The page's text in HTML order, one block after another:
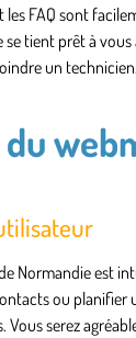
les FAQ sont
tient prêt à
un technicien.
Normandie est
ou
Vous serez